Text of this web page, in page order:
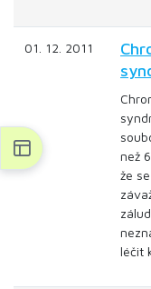
01. 12. 2011
než
že
léčit